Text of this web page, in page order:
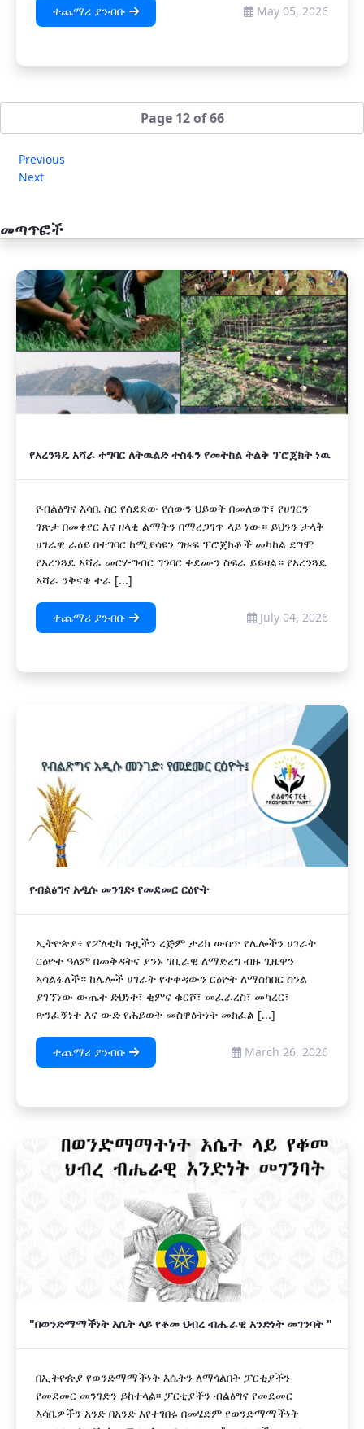
ተጨማሪ ያንብቡ May 05, 2026
Page 12 of 66
Previous
Next
መጣጥፎች
አዲስ
የአረንጓዴ አሻራ ተግባር ለትዉልድ ተስፋን የመትከል ትልቅ ፕሮጀክት ነዉ
የብልፅግና እሳቤ ስር የሰደደው የሰውን ህይወት በመለወጥ፣ የሀገርን
ገጽታ በመቀየር እና ዘላቂ ልማትን በማረጋገጥ ላይ ነው። ይህንን ታላቅ
ሀገራዊ ራዕይ በተግባር ከሚያሳዩን ግዙፍ ፕሮጀክቶች መካከል ደግሞ
የአረንጓዴ አሻራ መርሃ-ግብር ግንባር ቀደሙን ስፍራ ይይዛል። የአረንጓዴ
አሻራ ንቅናቄ ተራ [...]
ተጨማሪ ያንብቡ July 04, 2026
የብልፅግና አዲሱ መንገድ፡ የመደመር ርዕዮት
ኢትዮጵያ፥ የፖለቲካ ጉዟችን ረጅም ታሪክ ውስጥ የሌሎችን ሀገራት
ርዕዮተ ዓለም በመቅዳትና ያንኑ ገቢራዊ ለማድረግ ብዙ ጊዜዋን
አሳልፋለች። ከሌሎች ሀገራት የተቀዳውን ርዕዮት ለማስከበር ስንል
ያገኘነው ውጤት ድህነት፣ ቂምና ቁርሾ፣ መፈራረስ፣ መካረር፣
ጽንፈኝነት እና ውድ የሕይወት መስዋዕትነት መክፈል [...]
ተጨማሪ ያንብቡ March 26, 2026
"በወንድማማችነት እሴት ላይ የቆመ ህብረ ብሔራዊ አንድነት መገንባት "
በኢትዮጵያ የወንድማማችነት እሴትን ለማጎልበት ፓርቲያችን
የመደመር መንገድን ይከተላል፡፡ ፓርቲያችን ብልፅግና የመደመር
እሳቤዎችን አንድ በአንድ እየተገበሩ በመሄድም የወንድማማችነት